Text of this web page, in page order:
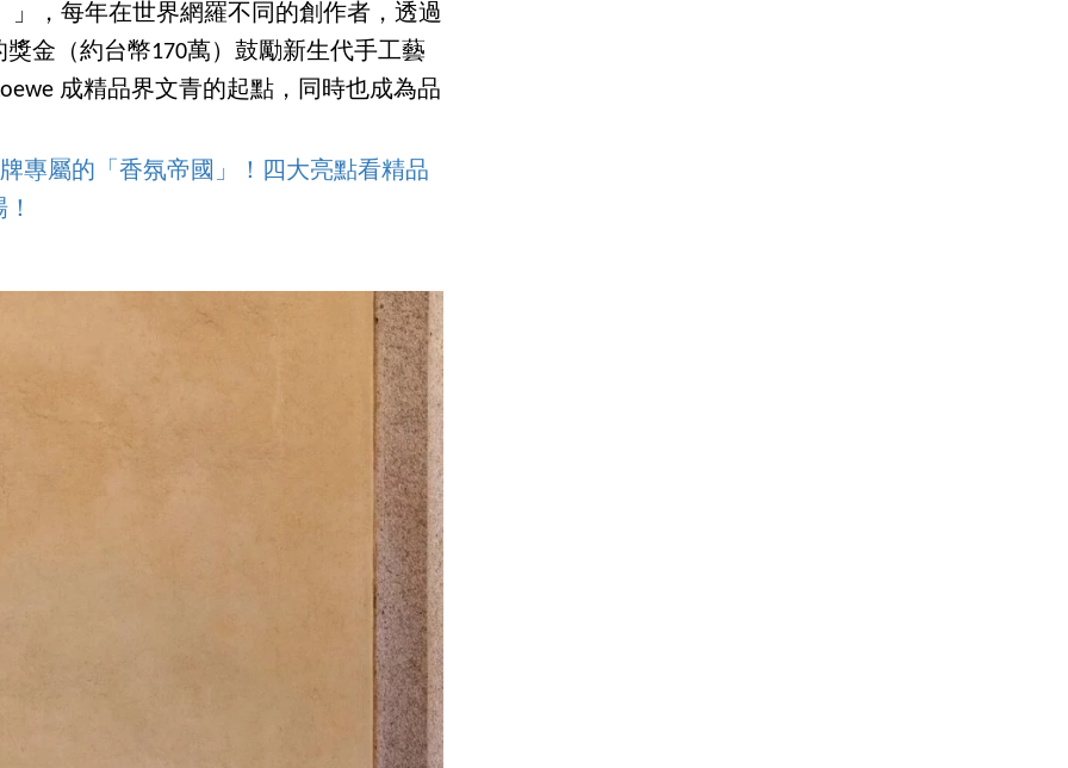
」，每年在世界網羅不同的創作者，透過
金（約台幣170萬）鼓勵新生代手工藝
成精品界文青的起點，同時也成為品
專屬的「香氛帝國」！四大亮點看精品